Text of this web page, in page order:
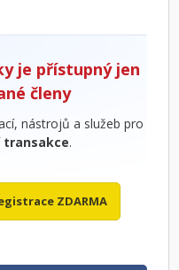
je přístupný jen
členy
nástrojů a služeb pro
transakce.
ZDARMA